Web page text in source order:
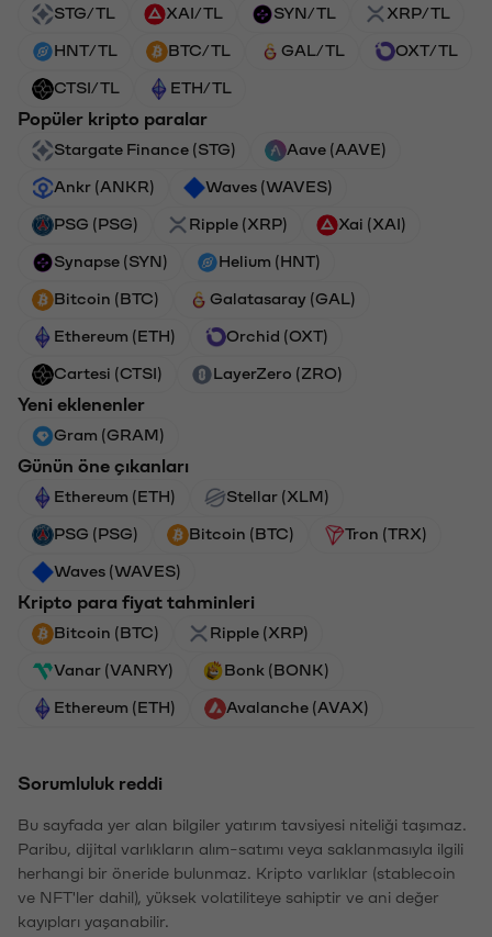
STG/TL XAI/TL SYN/TL XRP/TL
HNT/TL BTC/TL GAL/TL OXT/TL
CTSI/TL ETH/TL
Popüler kripto paralar
Stargate Finance (STG) Aave (AAVE)
Ankr (ANKR) Waves (WAVES)
PSG (PSG) Ripple (XRP) Xai (XAI)
Synapse (SYN) Helium (HNT)
Bitcoin (BTC) Galatasaray (GAL)
Ethereum (ETH) Orchid (OXT)
Cartesi (CTSI) LayerZero (ZRO)
Yeni eklenenler
Gram (GRAM)
Günün öne çıkanları
Ethereum (ETH) Stellar (XLM)
PSG (PSG) Bitcoin (BTC) Tron (TRX)
Waves (WAVES)
Kripto para fiyat tahminleri
Bitcoin (BTC) Ripple (XRP)
Vanar (VANRY) Bonk (BONK)
Ethereum (ETH) Avalanche (AVAX)
Sorumluluk reddi
Bu sayfada yer alan bilgiler yatırım tavsiyesi niteliği taşımaz.
Paribu, dijital varlıkların alım-satımı veya saklanmasıyla ilgili
herhangi bir öneride bulunmaz. Kripto varlıklar (stablecoin
ve NFT'ler dahil), yüksek volatiliteye sahiptir ve ani değer
kayıpları yaşanabilir.